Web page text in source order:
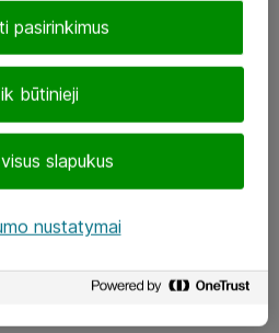
būtinieji
slapukus
pasirinkimus
nustatymai